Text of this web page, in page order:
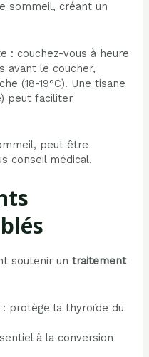
sommeil, créant un
: couchez-vous à heure
avant le coucher,
(18-19°C). Une tisane
peut faciliter
peut être
conseil médical.
soutenir untraitement
: protège la thyroïde du
à la conversion